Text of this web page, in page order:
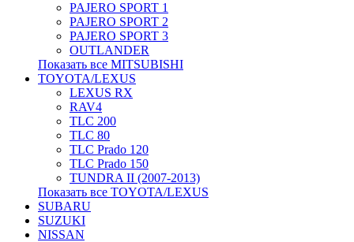
PAJERO SPORT 1
PAJERO SPORT 2
PAJERO SPORT 3
OUTLANDER
Показать все MITSUBISHI
TOYOTA/LEXUS
LEXUS RX
RAV4
TLC 200
TLC 80
TLC Prado 120
TLC Prado 150
TUNDRA II (2007-2013)
Показать все TOYOTA/LEXUS
SUBARU
SUZUKI
NISSAN